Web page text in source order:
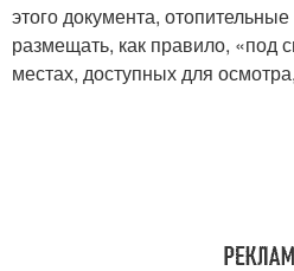
этого документа,
размещать, как правило, «под
местах, доступных для